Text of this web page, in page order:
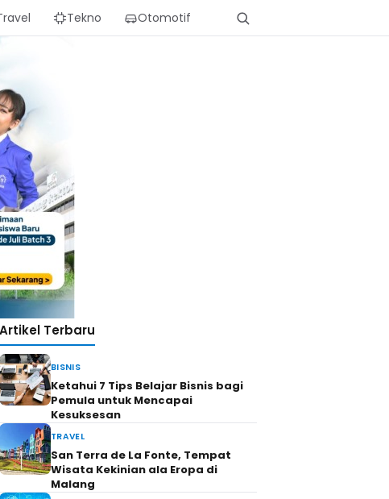
Tekno Otomotif
Artikel Terbaru
BISNIS
Ketahui 7 Tips Belajar Bisnis bagi
Pemula untuk Mencapai
Kesuksesan
TRAVEL
San Terra de La Fonte, Tempat
Wisata Kekinian ala Eropa di
Malang